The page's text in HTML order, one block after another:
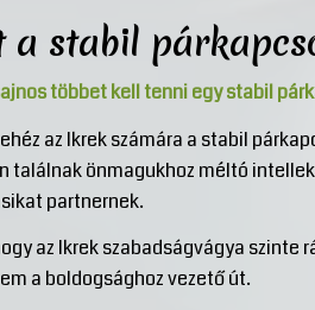
a stabil
többet kell tenni egy stabil
az Ikrek számára a stabil
találnak önmagukhoz méltó
partnernek.
az Ikrek szabadságvágya
a boldogsághoz vezető út.